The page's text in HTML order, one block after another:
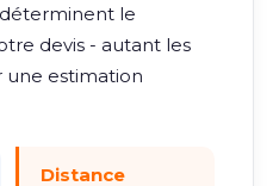
le
devis - autant les
estimation
Distance